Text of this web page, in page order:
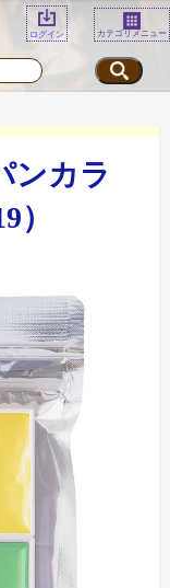
ログイン カテゴリメニュー
ンカラ